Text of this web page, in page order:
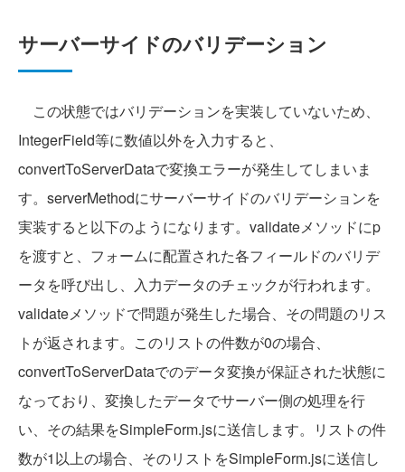
サーバーサイドのバリデーション
この状態ではバリデーションを実装していないため、
IntegerField等に数値以外を入力すると、
convertToServerDataで変換エラーが発生してしまいま
す。serverMethodにサーバーサイドのバリデーションを
実装すると以下のようになります。validateメソッドにp
を渡すと、フォームに配置された各フィールドのバリデ
ータを呼び出し、入力データのチェックが行われます。
validateメソッドで問題が発生した場合、その問題のリス
トが返されます。このリストの件数が0の場合、
convertToServerDataでのデータ変換が保証された状態に
なっており、変換したデータでサーバー側の処理を行
い、その結果をSimpleForm.jsに送信します。リストの件
数が1以上の場合、そのリストをSimpleForm.jsに送信し